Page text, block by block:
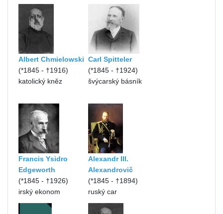
Albert Chmielowski
(*1845 - †1916)
katolický kněz
Carl Spitteler
(*1845 - †1924)
švýcarský básník
Francis Ysidro
Edgeworth
(*1845 - †1926)
irský ekonom
Alexandr III.
Alexandrovič
(*1845 - †1894)
ruský car